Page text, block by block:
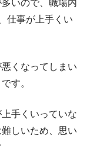
いので、職場内
仕事が上手くい
くなってしまい
す。
手くいっていな
しいため、思い